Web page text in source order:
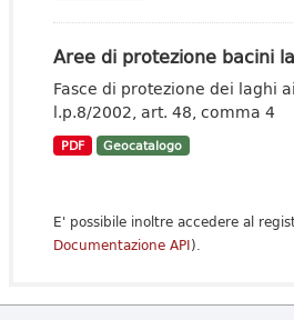
Aree di protezione bacini
Fasce di protezione dei laghi
l.p.8/2002, art. 48, comma 4
PDF Geocatalogo
E' possibile inoltre accedere al
Documentazione API).